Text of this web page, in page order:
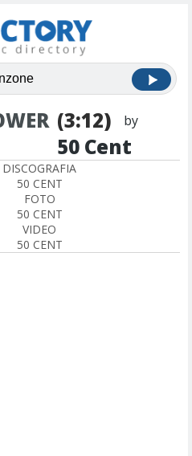
(3:12) by
50 Cent
DISCOGRAFIA
50 CENT
FOTO
50 CENT
VIDEO
50 CENT